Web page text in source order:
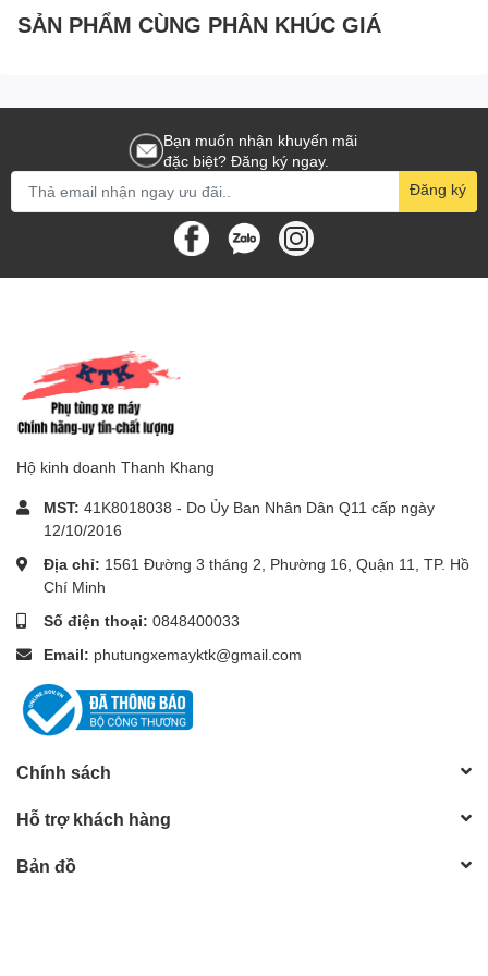
[11:VỎ(5)(18)]
SẢN PHẨM CÙNG PHÂN KHÚC GIÁ
Bạn muốn nhận khuyến mãi
đặc biệt? Đăng ký ngay.
Đăng ký
Hộ kinh doanh Thanh Khang
MST: 41K8018038 - Do Ủy Ban Nhân Dân Q11 cấp ngày
12/10/2016
Địa chỉ: 1561 Đường 3 tháng 2, Phường 16, Quận 11, TP. Hồ
Chí Minh
Số điện thoại: 0848400033
Email: phutungxemayktk@gmail.com
Chính sách
Hỗ trợ khách hàng
Bản đồ